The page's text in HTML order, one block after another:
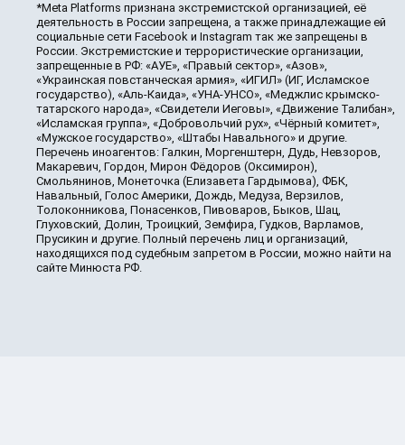
*Meta Platforms признана экстремистской организацией, её
деятельность в России запрещена, а также принадлежащие ей
социальные сети Facebook и Instagram так же запрещены в
России. Экстремистские и террористические организации,
запрещенные в РФ: «АУЕ», «Правый сектор», «Азов»,
«Украинская повстанческая армия», «ИГИЛ» (ИГ, Исламское
государство), «Аль-Каида», «УНА-УНСО», «Меджлис крымско-
татарского народа», «Свидетели Иеговы», «Движение Талибан»,
«Исламская группа», «Добровольчий рух», «Чёрный комитет»,
«Мужское государство», «Штабы Навального» и другие.
Перечень иноагентов: Галкин, Моргенштерн, Дудь, Невзоров,
Макаревич, Гордон, Мирон Фёдоров (Оксимирон),
Смольянинов, Монеточка (Елизавета Гардымова), ФБК,
Навальный, Голос Америки, Дождь, Медуза, Верзилов,
Толоконникова, Понасенков, Пивоваров, Быков, Шац,
Глуховский, Долин, Троицкий, Земфира, Гудков, Варламов,
Прусикин и другие. Полный перечень лиц и организаций,
находящихся под судебным запретом в России, можно найти на
сайте Минюста РФ.